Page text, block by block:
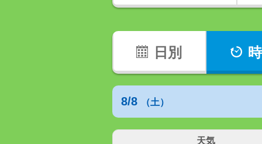
日別
8/8 （土）
天気